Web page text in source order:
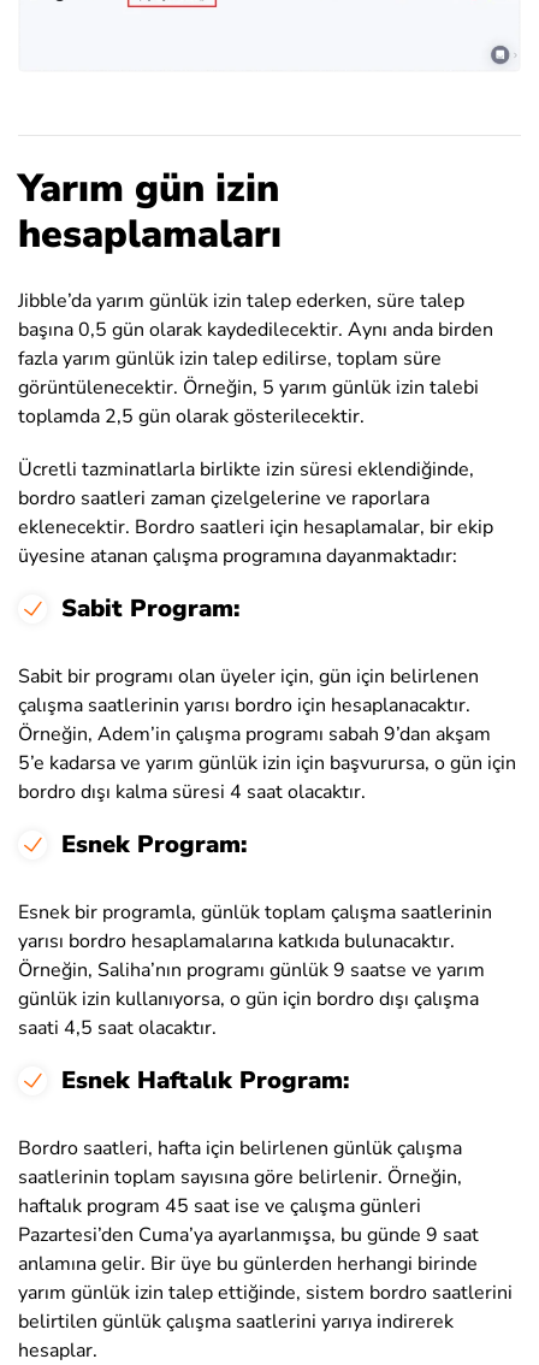
Yarım gün izin
hesaplamaları
Jibble’da yarım günlük izin talep ederken, süre talep
başına 0,5 gün olarak kaydedilecektir. Aynı anda birden
fazla yarım günlük izin talep edilirse, toplam süre
görüntülenecektir. Örneğin, 5 yarım günlük izin talebi
toplamda 2,5 gün olarak gösterilecektir.
Ücretli tazminatlarla birlikte izin süresi eklendiğinde,
bordro saatleri zaman çizelgelerine ve raporlara
eklenecektir. Bordro saatleri için hesaplamalar, bir ekip
üyesine atanan çalışma programına dayanmaktadır:
Sabit Program:
Sabit bir programı olan üyeler için, gün için belirlenen
çalışma saatlerinin yarısı bordro için hesaplanacaktır.
Örneğin, Adem’in çalışma programı sabah 9’dan akşam
5’e kadarsa ve yarım günlük izin için başvurursa, o gün için
bordro dışı kalma süresi 4 saat olacaktır.
Esnek Program:
Esnek bir programla, günlük toplam çalışma saatlerinin
yarısı bordro hesaplamalarına katkıda bulunacaktır.
Örneğin, Saliha’nın programı günlük 9 saatse ve yarım
günlük izin kullanıyorsa, o gün için bordro dışı çalışma
saati 4,5 saat olacaktır.
Esnek Haftalık Program:
Bordro saatleri, hafta için belirlenen günlük çalışma
saatlerinin toplam sayısına göre belirlenir. Örneğin,
haftalık program 45 saat ise ve çalışma günleri
Pazartesi’den Cuma’ya ayarlanmışsa, bu günde 9 saat
anlamına gelir. Bir üye bu günlerden herhangi birinde
yarım günlük izin talep ettiğinde, sistem bordro saatlerini
belirtilen günlük çalışma saatlerini yarıya indirerek
hesaplar.